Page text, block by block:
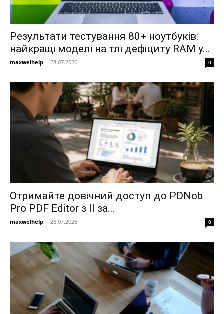
Результати тестування 80+ ноутбуків:
найкращі моделі на тлі дефіциту RAM у...
maxwelhelp - 28.07.2026 0
Отримайте довічний доступ до PDNob
Pro PDF Editor з ІІ за...
maxwelhelp - 28.07.2026 0